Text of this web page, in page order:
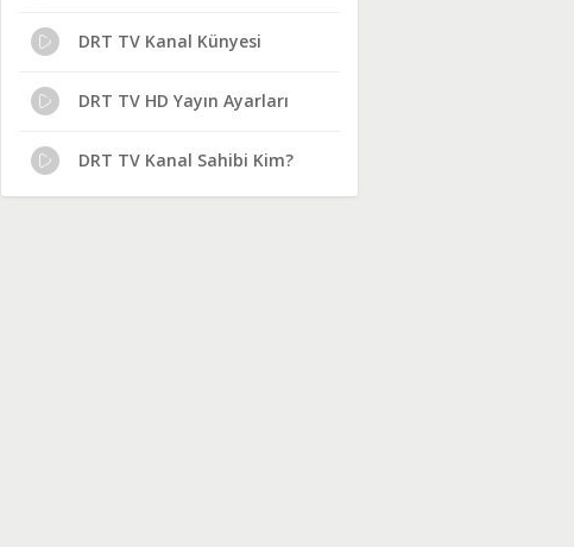
DRT TV Kanal Künyesi
DRT TV HD Yayın Ayarları
DRT TV Kanal Sahibi Kim?